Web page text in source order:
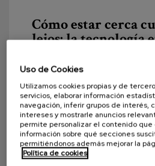
es
Cómo estar cerca
lejos: la tecnología
Aquellos que conocéis
que es como preferimos
tenemos por costumbre un
cercano...
Uso de Cookies
Utilizamos cookies propias y de
servicios, elaborar información
navegación, inferir grupos de interés,
intereses y mostrarle anuncios
permite personalizar el contenido
información sobre qué secciones
permitiéndonos además mejorar la
Política de cookies